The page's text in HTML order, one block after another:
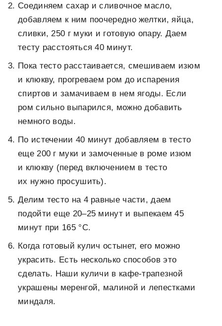
Соединяем сахар и сливочное масло,
добавляем к ним поочередно желтки, яйца,
сливки, 250 г муки и готовую опару. Даем
тесту расстояться 40 минут.
Пока тесто расстаивается, смешиваем изюм
и клюкву, прогреваем ром до испарения
спиртов и замачиваем в нем ягоды. Если
ром сильно выпарился, можно добавить
немного воды.
По истечении 40 минут добавляем в тесто
еще 200 г муки и замоченные в роме изюм
и клюкву (перед включением в тесто
их нужно просушить).
Делим тесто на 4 равные части, даем
подойти еще 20–25 минут и выпекаем 45
минут при 165 °С.
Когда готовый кулич остынет, его можно
украсить. Есть несколько способов это
сделать. Наши куличи в кафе-трапезной
украшены меренгой, малиной и лепестками
миндаля.